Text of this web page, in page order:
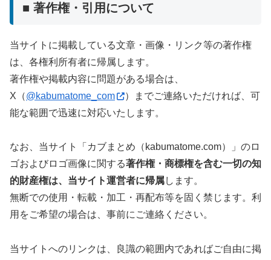
■ 著作権・引用について
当サイトに掲載している文章・画像・リンク等の著作権
は、各権利所有者に帰属します。
著作権や掲載内容に問題がある場合は、
X（@kabumatome_com
）までご連絡いただければ、可
能な範囲で迅速に対応いたします。
なお、当サイト「カブまとめ（kabumatome.com）」のロ
ゴおよびロゴ画像に関する著作権・商標権を含む一切の知
的財産権は、当サイト運営者に帰属します。
無断での使用・転載・加工・再配布等を固く禁じます。利
用をご希望の場合は、事前にご連絡ください。
当サイトへのリンクは、良識の範囲内であればご自由に掲